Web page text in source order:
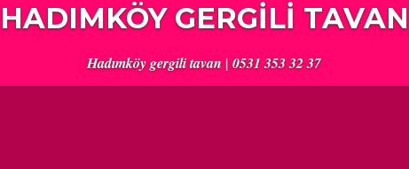
HADIMKÖY GERGILI TAVAN
Hadımköy gergili tavan | 0531 353 32 37